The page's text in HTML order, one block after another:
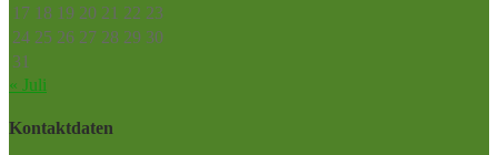
17 18 19 20 21 22 23
24 25 26 27 28 29 30
31
« Juli
Kontaktdaten